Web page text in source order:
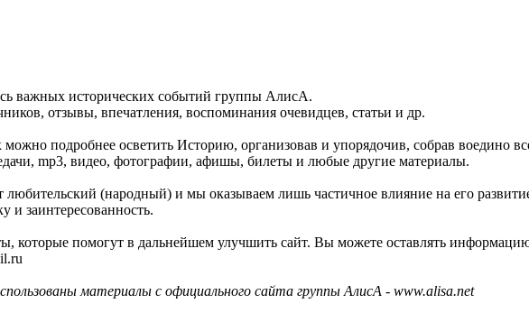
важных исторических событий группы АлисА.
отзывы, впечатления, воспоминания очевидцев, статьи и др.
подробнее осветить Историю, организовав и упорядочив, собрав воедино
mp3, видео, фотографии, афишы, билеты и любые другие материалы.
любительский (народный) и мы оказываем лишь частичное влияние на его
и заинтересованность.
которые помогут в дальнейшем улучшить сайт. Вы можете оставлять
материалы с официального сайта группы АлисА - www.alisa.net